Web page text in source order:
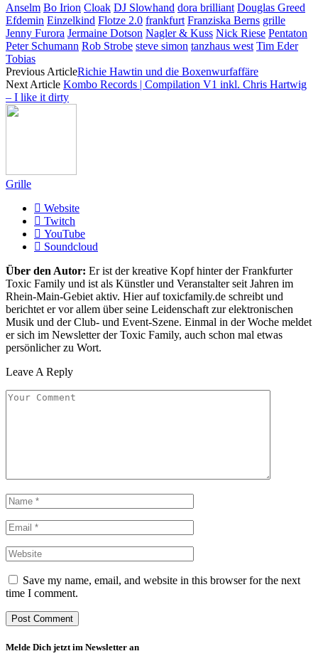
Anselm Bo Irion Cloak DJ Slowhand dora brilliant Douglas Greed
Efdemin Einzelkind Flotze 2.0 frankfurt Franziska Berns grille
Jenny Furora Jermaine Dotson Nagler & Kuss Nick Riese Pentaton
Peter Schumann Rob Strobe steve simon tanzhaus west Tim Eder
Tobias
Previous ArticleRichie Hawtin und die Boxenwurfaffäre
Next Article Kombo Records | Compilation V1 inkl. Chris Hartwig
– I like it dirty
Grille
Website
Twitch
YouTube
Soundcloud
Über den Autor: Er ist der kreative Kopf hinter der Frankfurter
Toxic Family und ist als Künstler und Veranstalter seit Jahren im
Rhein-Main-Gebiet aktiv. Hier auf toxicfamily.de schreibt und
berichtet er vor allem über seine Leidenschaft zur elektronischen
Musik und der Club- und Event-Szene. Einmal in der Woche meldet
er sich im Newsletter der Toxic Family, auch schon mal etwas
persönlicher zu Wort.
Leave A Reply
Save my name, email, and website in this browser for the next
time I comment.
Melde Dich jetzt im Newsletter an